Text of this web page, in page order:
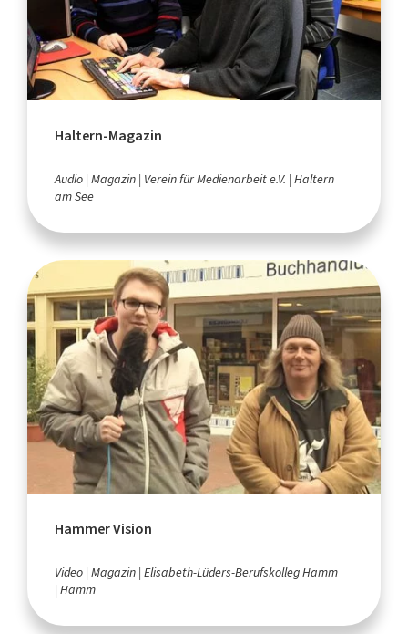
Haltern-Magazin
Audio Magazin Verein für Medienarbeit e.V. Haltern
am See
Hammer Vision
Video Magazin Elisabeth-Lüders-Berufskolleg Hamm
Hamm